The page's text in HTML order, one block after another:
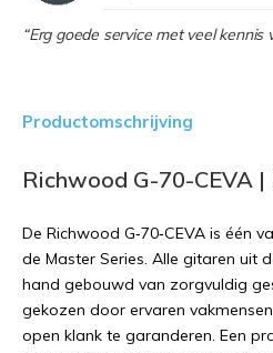
“Erg goede service met veel kennis
Productomschrijving
Richwood G-70-CEVA
De Richwood G‑70‑CEVA is één
de Master Series. Alle gitaren uit
hand gebouwd van zorgvuldig
gekozen door ervaren
open klank te garanderen. Een